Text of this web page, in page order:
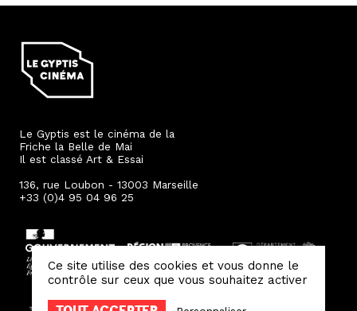
Le Gyptis est le cinéma de la
Friche la Belle de Mai
Il est classé Art & Essai
136, rue Loubon - 13003 Marseille
+33 (0)4 95 04 96 25
Ce site utilise des cookies et vous donne le
contrôle sur ceux que vous souhaitez activer